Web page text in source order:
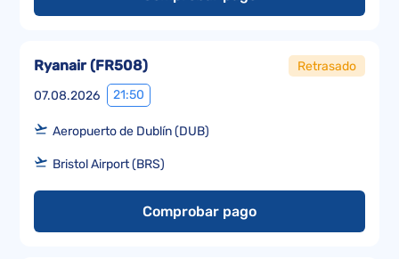
07.08.2026 21:50
Ryanair(FR508) Retrasado
Aeropuerto de Dublín (DUB)
Bristol Airport (BRS)
Comprobar pago